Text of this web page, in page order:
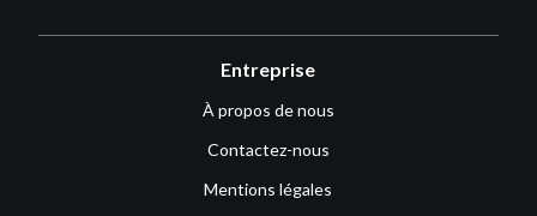
Entreprise
À propos de nous
Contactez-nous
Mentions légales